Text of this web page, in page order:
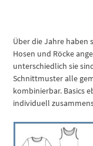
Über die Jahre haben
Hosen und Röcke
unterschiedlich sie
Schnittmuster alle
kombinierbar. Basics
individuell